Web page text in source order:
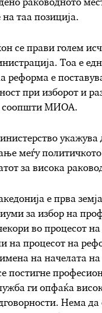
раководното
таа позиција.
се прави голем
Тоа е
реформа е
при изборот и
соопшти МИОА.
укажува
меѓу
за висока
е прва
за избор на
во процесот
на процесот на
на начелата
постигне
ги опфаќа
Нема